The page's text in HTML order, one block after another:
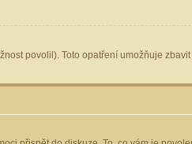
povolil). Toto opatření umožňuje